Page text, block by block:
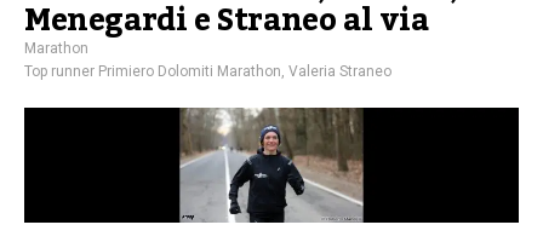
Menegardi e Straneo al via
Marathon
Top runner Primiero Dolomiti Marathon Valeria Straneo